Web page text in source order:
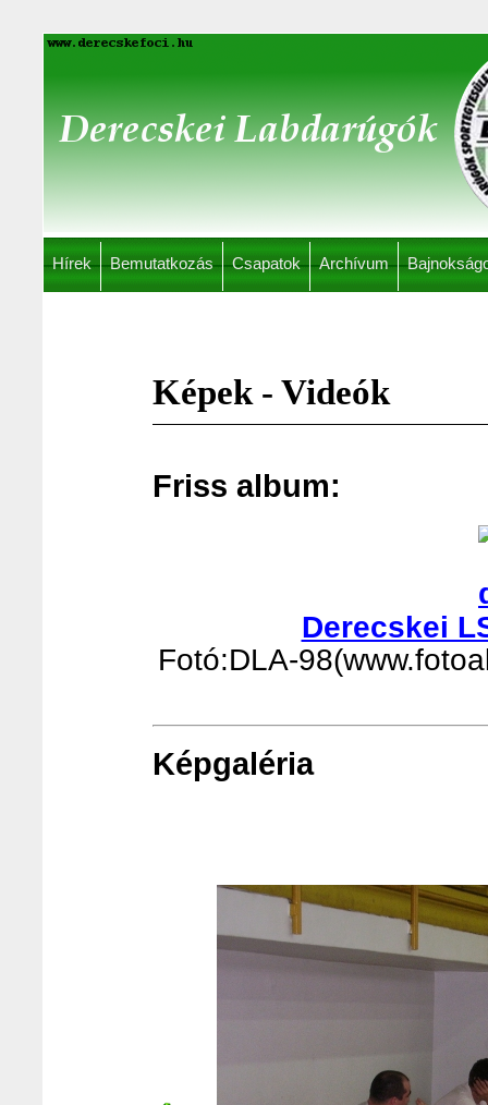
Hírek Bemutatkozás Csapatok Archívum
Képek - Videók
Friss album:
Derecskei
Fotó:DLA-
Képgaléria